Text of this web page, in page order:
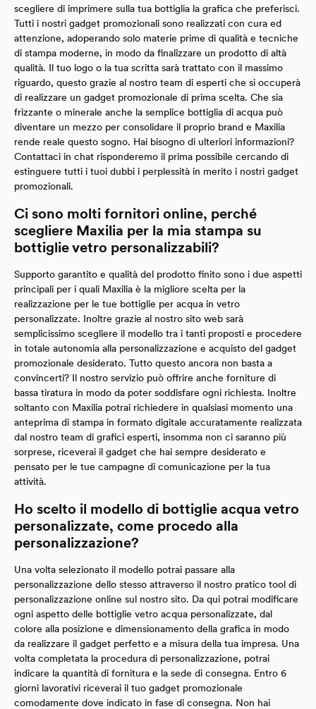
scegliere di imprimere sulla tua bottiglia la grafica che preferisci.
Tutti i nostri gadget promozionali sono realizzati con cura ed
attenzione, adoperando solo materie prime di qualità e tecniche
di stampa moderne, in modo da finalizzare un prodotto di altà
qualità. Il tuo logo o la tua scritta sarà trattato con il massimo
riguardo, questo grazie al nostro team di esperti che si occuperà
di realizzare un gadget promozionale di prima scelta. Che sia
frizzante o minerale anche la semplice bottiglia di acqua può
diventare un mezzo per consolidare il proprio brand e Maxilia
rende reale questo sogno. Hai bisogno di ulteriori informazioni?
Contattaci in chat risponderemo il prima possibile cercando di
estinguere tutti i tuoi dubbi i perplessità in merito i nostri gadget
promozionali.
Ci sono molti fornitori online, perché
scegliere Maxilia per la mia stampa su
bottiglie vetro personalizzabili?
Supporto garantito e qualità del prodotto finito sono i due aspetti
principali per i quali Maxilia è la migliore scelta per la
realizzazione per le tue bottiglie per acqua in vetro
personalizzate. Inoltre grazie al nostro sito web sarà
semplicissimo scegliere il modello tra i tanti proposti e procedere
in totale autonomia alla personalizzazione e acquisto del gadget
promozionale desiderato. Tutto questo ancora non basta a
convincerti? Il nostro servizio può offrire anche forniture di
bassa tiratura in modo da poter soddisfare ogni richiesta. Inoltre
soltanto con Maxilia potrai richiedere in qualsiasi momento una
anteprima di stampa in formato digitale accuratamente realizzata
dal nostro team di grafici esperti, insomma non ci saranno più
sorprese, riceverai il gadget che hai sempre desiderato e
pensato per le tue campagne di comunicazione per la tua
attività.
Ho scelto il modello di bottiglie acqua vetro
personalizzate, come procedo alla
personalizzazione?
Una volta selezionato il modello potrai passare alla
personalizzazione dello stesso attraverso il nostro pratico tool di
personalizzazione online sul nostro sito. Da qui potrai modificare
ogni aspetto delle bottiglie vetro acqua personalizzate, dal
colore alla posizione e dimensionamento della grafica in modo
da realizzare il gadget perfetto e a misura della tua impresa. Una
volta completata la procedura di personalizzazione, potrai
indicare la quantità di fornitura e la sede di consegna. Entro 6
giorni lavorativi riceverai il tuo gadget promozionale
comodamente dove indicato in fase di consegna. Non hai